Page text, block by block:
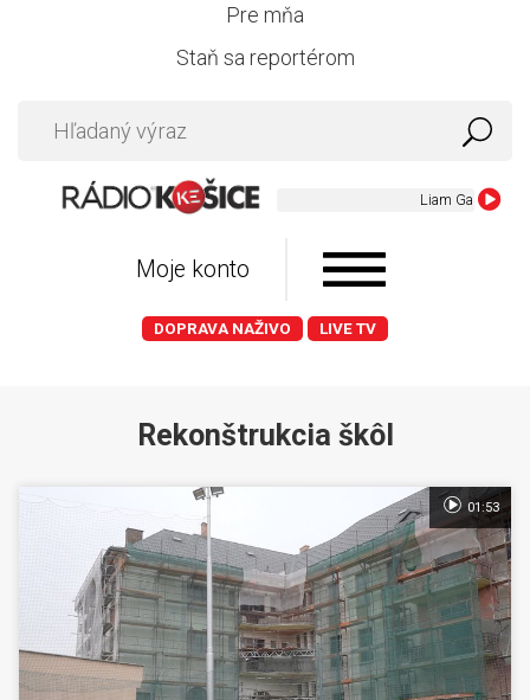
Pre mňa
Staň sa reportérom
Liam Gallagher -
Moje konto
DOPRAVA NAŽIVO LIVE TV
Rekonštrukcia škôl
01:53